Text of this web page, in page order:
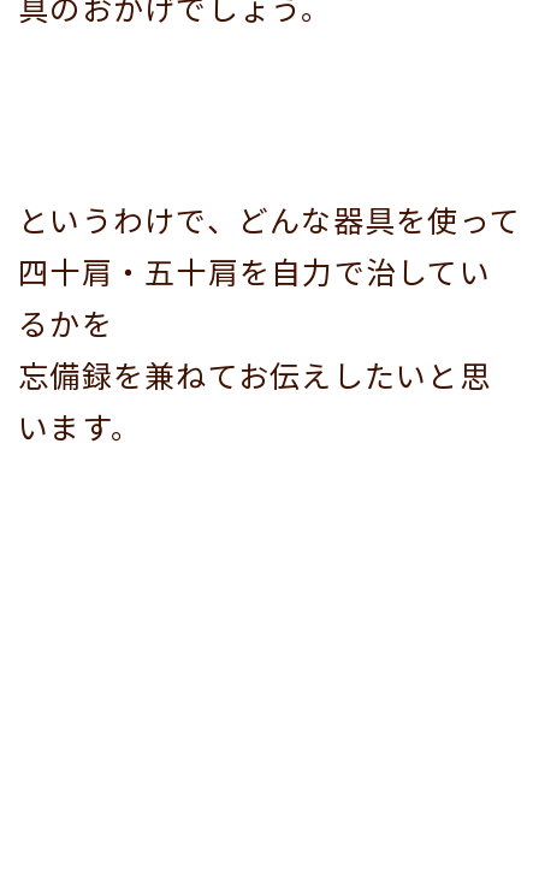
というわけで、どんな器具を使って
四十肩・五十肩を自力で治してい
るかを
忘備録を兼ねてお伝えしたいと思
います。